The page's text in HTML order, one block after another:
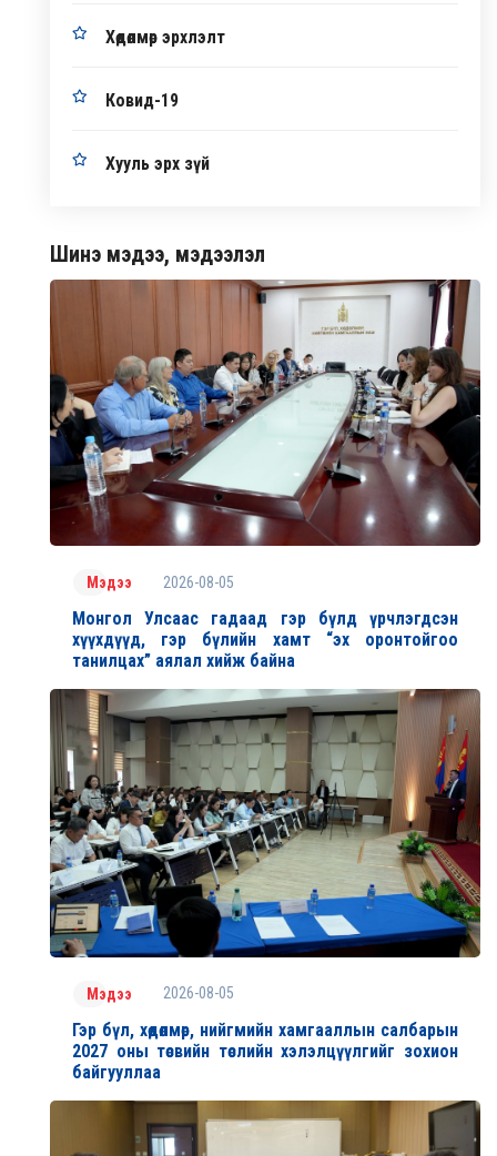
Хөдөлмөр эрхлэлт
Ковид-19
Хууль эрх зүй
Шинэ мэдээ, мэдээлэл
Мэдээ 2026-08-05
Монгол Улсаас гадаад гэр бүлд үрчлэгдсэн
хүүхдүүд, гэр бүлийн хамт “эх оронтойгоо
танилцах” аялал хийж байна
Мэдээ 2026-08-05
Гэр бүл, хөдөлмөр, нийгмийн хамгааллын салбарын
2027 оны төсвийн төслийн хэлэлцүүлгийг зохион
байгууллаа